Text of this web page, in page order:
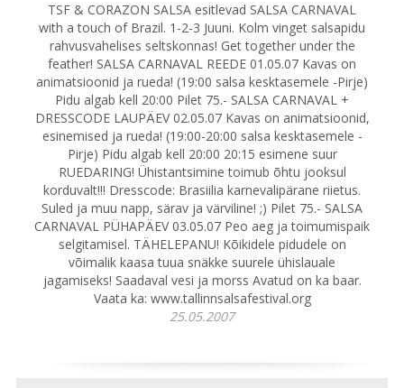
TSF & CORAZON SALSA esitlevad SALSA CARNAVAL
with a touch of Brazil. 1-2-3 Juuni. Kolm vinget salsapidu
rahvusvahelises seltskonnas! Get together under the
feather! SALSA CARNAVAL REEDE 01.05.07 Kavas on
animatsioonid ja rueda! (19:00 salsa kesktasemele -Pirje)
Pidu algab kell 20:00 Pilet 75.- SALSA CARNAVAL +
DRESSCODE LAUPÄEV 02.05.07 Kavas on animatsioonid,
esinemised ja rueda! (19:00-20:00 salsa kesktasemele -
Pirje) Pidu algab kell 20:00 20:15 esimene suur
RUEDARING! Ühistantsimine toimub õhtu jooksul
korduvalt!!! Dresscode: Brasiilia karnevalipärane riietus.
Suled ja muu napp, särav ja värviline! ;) Pilet 75.- SALSA
CARNAVAL PÜHAPÄEV 03.05.07 Peo aeg ja toimumispaik
selgitamisel. TÄHELEPANU! Kõikidele pidudele on
võimalik kaasa tuua snäkke suurele ühislauale
jagamiseks! Saadaval vesi ja morss Avatud on ka baar.
Vaata ka: www.tallinnsalsafestival.org
25.05.2007